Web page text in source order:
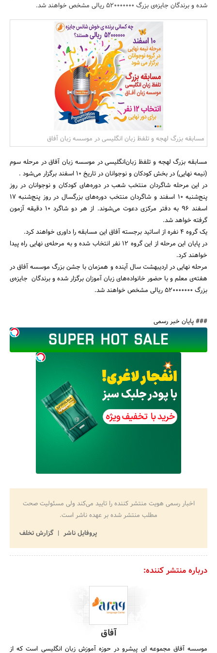
مسکن و ساختمان
شده و برندگان جایزه‌ی بزرگ 520000000 ریالی مشخص خواهند شد.
مسابقه بزرگ لهجه و تلفظ زبان انگلیسی در موسسه زبان آفاق
مسابقه بزرگ لهجه و تلفظ زبان‌انگلیسی در موسسه زبان آفاق در مرحله سوم
(نیمه نهایی) در بخش کودکان و نوجوانان در تاریخ 10 اسفند برگزار می‌شود .
در این مرحله شاگردان منتخب شعب در دوره‌های کودکان و نوجوانان در روز
پنج‌شنبه 10 اسفند و شاگردان منتخب دوره‌های بزرگسال در روز پنج‌شنبه 17
اسفند 96 به دفتر مرکزی دعوت می‌شوند. از هر دو شاگرد 10 دقیقه آزمون
گرفته خواهد شد.
یک گروه 4 نفره از اساتید برجسته آفاق این مسابقه را داوری خواهند کرد.
در پایان این مرحله از این گروه 12 نفر انتخاب شده و به مرحله‌ی نهایی راه پیدا
خواهند کرد.
مرحله نهایی در اردیبهشت سال آینده و همزمان با جشن بزرگ موسسه آفاق در
هفته‌ی معلم و با حضور خانواده‌های زبان آموزان برگزار شده و برندگان جایزه‌ی
بزرگ 520000000 ریالی مشخص خواهند شد.
### پایان خبر رسمی
اخبار رسمی هویت منتشر کننده را تایید می‌کند ولی مسئولیت صحت
مطلب منتشر شده بر عهده ناشر است.
پروفایل ناشر
گزارش تخلف
درباره منتشر کننده:
آفاق
موسسه آفاق مجموعه ای پیشرو در حوزه آموزش زبان انگلیسی است که از